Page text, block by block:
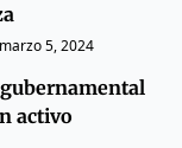
marzo 5, 2024
activo